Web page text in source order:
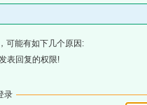
可能有如下几个原因:
表回复的权限!
录